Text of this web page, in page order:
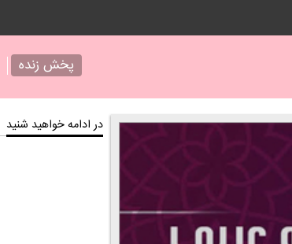
پخش زنده
در ادامه خواهید شنید